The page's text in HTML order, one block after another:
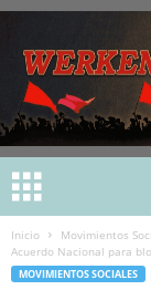
Inicio Movimientos
Acuerdo Nacional para
MOVIMIENTOS SOCIALES